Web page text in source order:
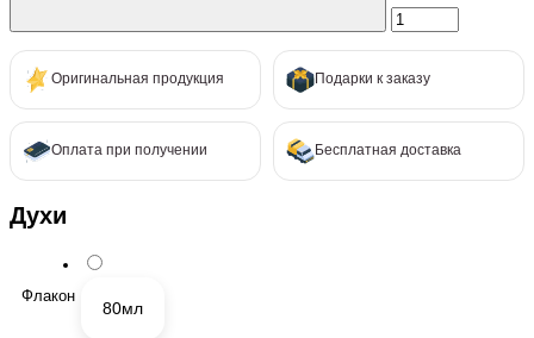
Оригинальная продукция Подарки к заказу
Оплата при получении Бесплатная доставка
Духи
Флакон
80мл